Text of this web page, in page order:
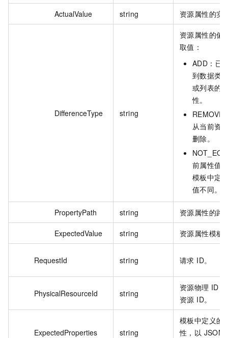
ActualValue string 资源属性的实
DifferenceType string
资源属性的偏
取值：
ADD：已
到数据类
或列表的
性。
REMOVE
从当前资
删除。
前属性值
模板中定
值不同。
PropertyPath string 资源属性的路
ExpectedValue string 资源属性模板
RequestId string 请求 ID。
PhysicalResourceId string
资源物理 ID
资源 ID。
ExpectedProperties string
模板中定义的
性，以 JSON